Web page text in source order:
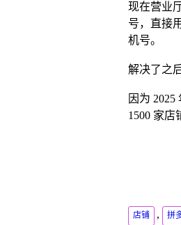
现在营业
号，直接
机号。
解决了之
因为
1500 家店
店铺 , 拼